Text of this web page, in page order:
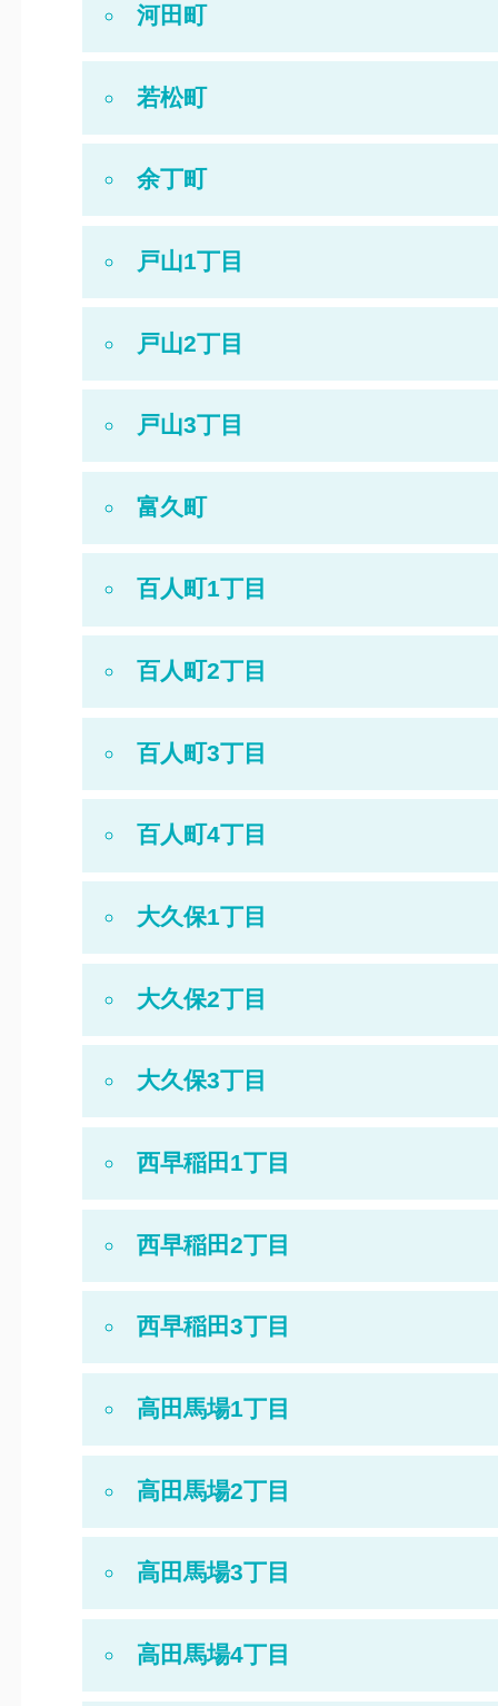
河田町
若松町
余丁町
戸山1丁目
戸山2丁目
戸山3丁目
富久町
百人町1丁目
百人町2丁目
百人町3丁目
百人町4丁目
大久保1丁目
大久保2丁目
大久保3丁目
西早稲田1丁目
西早稲田2丁目
西早稲田3丁目
高田馬場1丁目
高田馬場2丁目
高田馬場3丁目
高田馬場4丁目